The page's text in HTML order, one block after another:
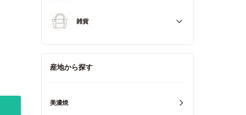
すべて
キッチン用品
重箱・弁当箱
雑貨
すべて
産地から探す
美濃焼